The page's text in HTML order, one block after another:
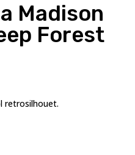
Madison
Forest
retrosilhouet.